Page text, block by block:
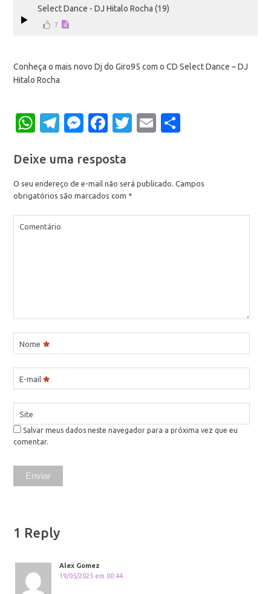
Select Dance - DJ Hitalo Rocha (19)
7
Conheça o mais novo Dj do Giro95 com o CD Select Dance – DJ
Hitalo Rocha
WhatsApp
Telegram
Messenger
Facebook
Twitter
Email
Deixe uma resposta
O seu endereço de e-mail não será publicado. Campos
obrigatórios são marcados com *
Comentário
Nome *
E-mail *
Site
Salvar meus dados neste navegador para a próxima vez que eu
comentar.
1 Reply
Alex Gomez
19/05/2025 em 00:44